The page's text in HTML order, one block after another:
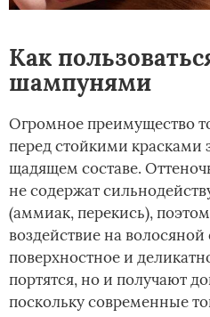
Как
шампунями
Огромное преимущество
перед стойкими красками
щадящем составе.
не содержат
(аммиак, перекись),
воздействие на волосяной
поверхностное и
портятся, но и получают
поскольку современные